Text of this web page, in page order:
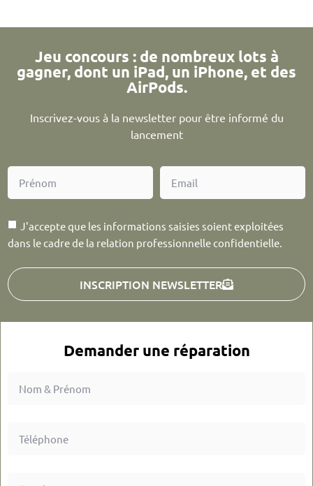
Demander une réparation
Jeu concours : de nombreux lots à
gagner, dont un iPad, un iPhone, et des
AirPods.
Inscrivez-vous à la newsletter pour être informé du
lancement
J'accepte que les informations saisies soient exploitées
dans le cadre de la relation professionnelle confidentielle.
INSCRIPTION NEWSLETTER